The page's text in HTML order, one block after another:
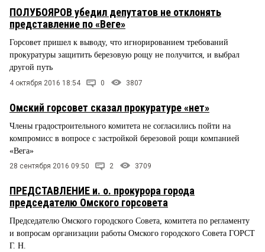
ПРОИСШЕСТВИЯ
СТИЛЬ ЖИЗНИ
ПОЛУБОЯРОВ убедил депутатов не отклонять
представление по «Веге»
Горсовет пришел к выводу, что игнорированием требований
прокуратуры защитить березовую рощу не получится, и выбрал
другой путь
4 октября 2016 18:54 0 3807
Омский горсовет сказал прокуратуре «нет»
Члены градостроительного комитета не согласились пойти на
компромисс в вопросе с застройкой березовой рощи компанией
«Вега»
28 сентября 2016 09:50 2 3709
ПРЕДСТАВЛЕНИЕ и. о. прокурора города
председателю Омского горсовета
Председателю Омского городского Совета, комитета по регламенту
и вопросам организации работы Омского городского Совета ГОРСТ
Г. Н.